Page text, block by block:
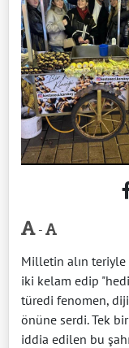
-
Milletin alın teriyle
iki kelam edip
türedi fenomen,
önüne serdi. Tek
iddia edilen bu